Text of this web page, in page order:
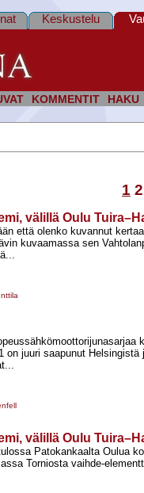
KOMMENTIT HAKU
Keskustelu
1 2
välillä Oulu
että olenko kuvannut
kuvaamassa sen
on juuri saapunut Helsingistä
välillä Oulu
Patokankaalta Oulua
Torniosta vaihde-​